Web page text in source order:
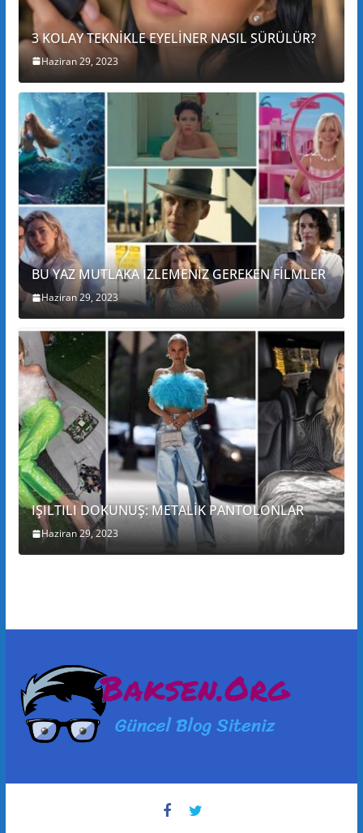
3 KOLAY TEKNİKLE EYELİNER NASIL SÜRÜLÜR?
Haziran 29, 2023
BU YAZ MUTLAKA İZLEMENİZ GEREKEN FİLMLER
Haziran 29, 2023
IŞILTILI DOKUNUŞ: METALİK PANTOLONLAR
Haziran 29, 2023